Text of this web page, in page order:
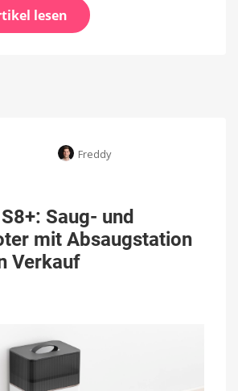
lesen
Freddy
S8+:
Saug-
Verkauf
Saug- und
mit Absaugstation
Verkauf